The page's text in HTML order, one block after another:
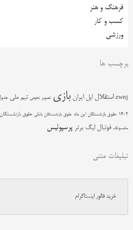
فرهنگ و هنر
کسب و کار
ورزشی
برچسب ها
zwnj استقلال اپل ایران بازی تصویر نجومی تیم ملی
1402 حقوق بازنشستگان این ماه حقوق بازنشستگان بانکی حقوق
سامسونگ فوتبال لیگ برتر پرسپولیس
تبلیغات متنی
خرید فالور اینستاگرام